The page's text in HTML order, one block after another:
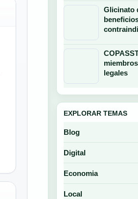
Glicinato
legales
EXPLORAR TEMAS
Blog
Digital
Economia
Local